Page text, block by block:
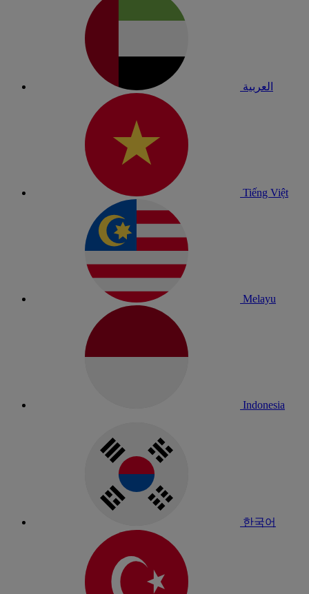
العربية
Tiếng Việt
Melayu
Indonesia
한국어